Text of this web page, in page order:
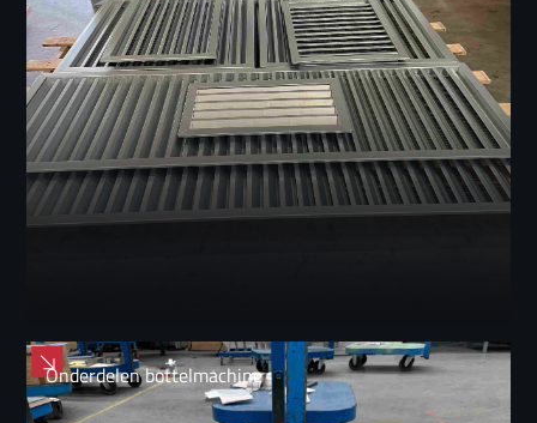
Onderdelen bottelmachine